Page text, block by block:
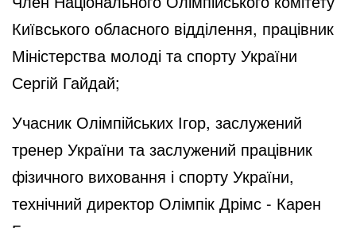
Київського обласного відділення, працівник
Міністерства молоді та спорту України
Сергій Гайдай;
Учасник Олімпійських Ігор, заслужений
тренер України та заслужений працівник
фізичного виховання і спорту України,
технічний директор Олімпік Дрімс - Карен